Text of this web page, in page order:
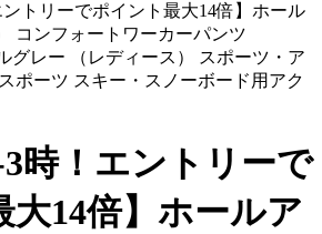
ントリーでポイント最大14倍】ホール
コンフォートワーカーパンツ
グレー （レディース） スポーツ・ア
ポーツ スキー・スノーボード用アク
-3時！エントリーで
大14倍】ホールア